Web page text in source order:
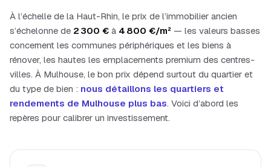
À l’échelle de la Haut-Rhin, le prix de l’immobilier ancien
s’échelonne de 2 300 € à 4 800 €/m² — les valeurs basses
concernent les communes périphériques et les biens à
rénover, les hautes les emplacements premium des centres-
villes. À Mulhouse, le bon prix dépend surtout du quartier et
du type de bien : nous détaillons les quartiers et
rendements de Mulhouse plus bas. Voici d’abord les
repères pour calibrer un investissement.